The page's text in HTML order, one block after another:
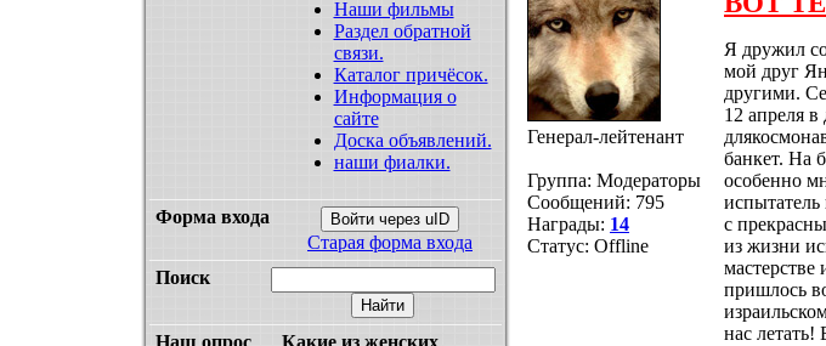
Наши фильмы
Раздел обратной
связи.
Каталог причёсок.
Информация о
сайте
Доска объявлений.
наши фиалки.
Форма входа Войти через uID
Старая форма входа
Поиск
Наш опрос
Какие из женских
Генерал-лейтенант
Группа: Модераторы
Сообщений: 795
Награды: 14
Статус: Offline
Я дружил
мой друг
другими.
12 апреля
банкет. На
особенно
с
из жизни
мастерстве
пришлось
нас летать!